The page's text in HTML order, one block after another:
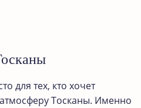
для тех, кто хочет
Тосканы. Именно